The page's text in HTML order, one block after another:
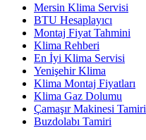
Mersin Klima Servisi
BTU Hesaplayıcı
Montaj Fiyat Tahmini
Klima Rehberi
En İyi Klima Servisi
Yenişehir Klima
Klima Montaj Fiyatları
Klima Gaz Dolumu
Çamaşır Makinesi Tamiri
Buzdolabı Tamiri